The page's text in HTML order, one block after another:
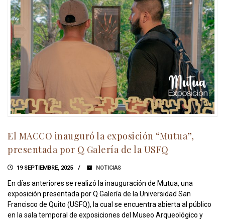
El MACCO inauguró la exposición “Mutua”,
presentada por Q Galería de la USFQ
19 SEPTIEMBRE, 2025 NOTICIAS
En días anteriores se realizó la inauguración de Mutua, una
exposición presentada por Q Galería de la Universidad San
Francisco de Quito (USFQ), la cual se encuentra abierta al público
en la sala temporal de exposiciones del Museo Arqueológico y